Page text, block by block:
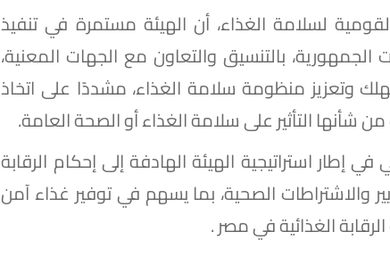
لسلامة الغذاء، أن الهيئة مستمرة في تنفيذ
بالتنسيق والتعاون مع الجهات المعنية،
وتعزيز منظومة سلامة الغذاء، مشددًا على اتخاذ
شأنها التأثير على سلامة الغذاء أو الصحة العامة.
إطار استراتيجية الهيئة الهادفة إلى إحكام الرقابة
والاشتراطات الصحية، بما يسهم في توفير غذاء آمن
الغذائية في مصر .